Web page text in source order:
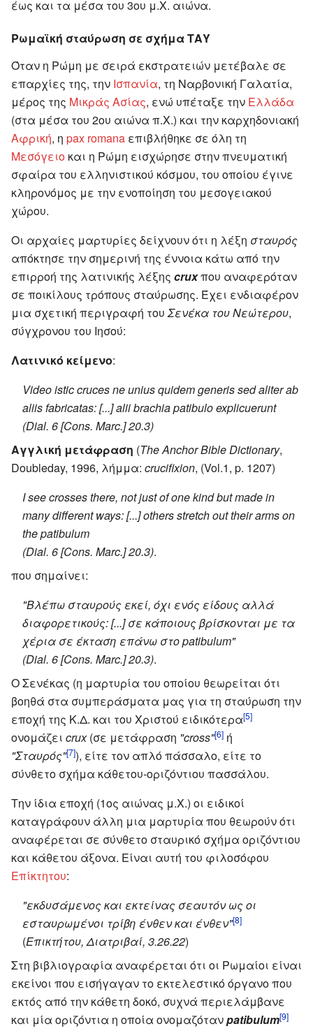
έως και τα μέσα του 3ου μ.Χ. αιώνα.
Ρωμαϊκή σταύρωση σε σχήμα ΤΑΥ
Όταν η Ρώμη με σειρά εκστρατειών μετέβαλε σε
επαρχίες της, την Ισπανία, τη Ναρβονική Γαλατία,
μέρος της Μικράς Ασίας, ενώ υπέταξε την Ελλάδα
(στα μέσα του 2ου αιώνα π.Χ.) και την καρχηδονιακή
Αφρική, η pax romana επιβλήθηκε σε όλη τη
Μεσόγειο και η Ρώμη εισχώρησε στην πνευματική
σφαίρα του ελληνιστικού κόσμου, του οποίου έγινε
κληρονόμος με την ενοποίηση του μεσογειακού
χώρου.
Οι αρχαίες μαρτυρίες δείχνουν ότι η λέξη σταυρός
απόκτησε την σημερινή της έννοια κάτω από την
επιρροή της λατινικής λέξης cruxπου αναφερόταν
σε ποικίλους τρόπους σταύρωσης. Έχει ενδιαφέρον
μια σχετική περιγραφή του Σενέκα του Νεώτερου,
σύγχρονου του Ιησού:
Λατινικό κείμενο:
Video istic cruces ne unius quidem generis sed aliter ab
aliis fabricatas: [...] alii brachia patibulo explicuerunt
(Dial. 6 [Cons. Marc.] 20.3)
Αγγλική μετάφραση (The Anchor Bible Dictionary,
Doubleday, 1996, λήμμα: crucifixion, (Vol.1, p. 1207)
I see crosses there, not just of one kind but made in
many different ways: [...] others stretch out their arms on
the patibulum
(Dial. 6 [Cons. Marc.] 20.3).
που σημαίνει:
"Βλέπω σταυρούς εκεί, όχι ενός είδους αλλά
διαφορετικούς: [...] σε κάποιους βρίσκονται με τα
χέρια σε έκταση επάνω στο patibulum"
(Dial. 6 [Cons. Marc.] 20.3).
O Σενέκας (η μαρτυρία του οποίου θεωρείται ότι
βοηθά στα συμπεράσματα μας για τη σταύρωση την
εποχή της Κ.Δ. και του Χριστού ειδικότερα[5]
ονομάζει crux(σε μετάφραση "cross"[6] ή
"Σταυρός"[7]), είτε τον απλό πάσσαλο, είτε το
σύνθετο σχήμα κάθετου-οριζόντιου πασσάλου.
Την ίδια εποχή (1ος αιώνας μ.Χ.) οι ειδικοί
καταγράφουν άλλη μια μαρτυρία που θεωρούν ότι
αναφέρεται σε σύνθετο σταυρικό σχήμα οριζόντιου
και κάθετου άξονα. Είναι αυτή του φιλοσόφου
Επίκτητου:
"εκδυσάμενος και εκτείνας σεαυτόν ως οι
εσταυρωμένοι τρίβη ένθεν και ένθεν"[8]
(Επικτήτου, Διατριβαί, 3.26.22)
Στη βιβλιογραφία αναφέρεται ότι οι Ρωμαίοι είναι
εκείνοι που εισήγαγαν το εκτελεστικό όργανο που
εκτός από την κάθετη δοκό, συχνά περιελάμβανε
και μία οριζόντια η οποία ονομαζότανpatibulum[9]